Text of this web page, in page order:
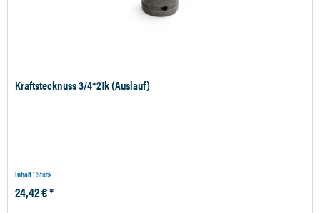
Kraftstecknuss 3/4*21k (Auslauf)
Inhalt1 Stück
24,42 € *